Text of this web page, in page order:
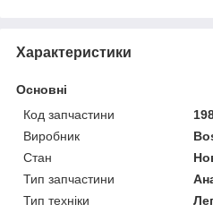
Характеристики
Основні
Код запчастини
Виробник
Стан
Тип запчастини
Тип техніки